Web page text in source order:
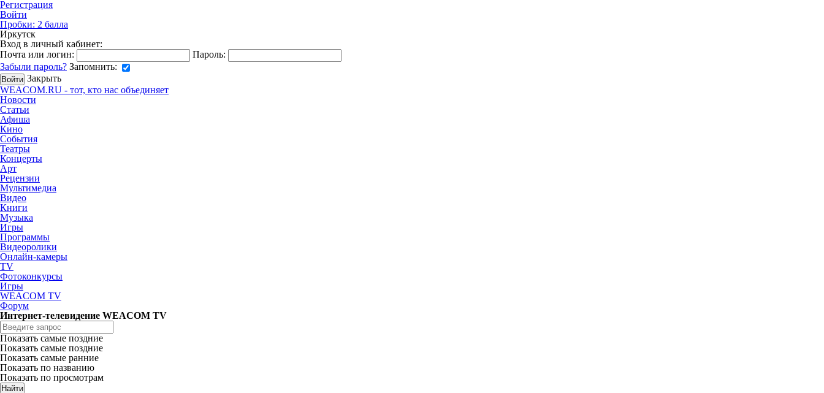
Регистрация
Войти
Пробки: 2 балла
Иркутск
Вход в личный кабинет:
Почта или логин:
Пароль:
Забыли пароль? Запомнить:
Закрыть
WEACOM.RU - тот, кто нас объединяет
Новости
Статьи
Афиша
Кино
События
Театры
Концерты
Арт
Рецензии
Мультимедиа
Видео
Книги
Музыка
Игры
Программы
Видеоролики
Онлайн-камеры
TV
Фотоконкурсы
Игры
WEACOM TV
Форум
Интернет-телевидение WEACOM TV
Показать самые поздние
Показать самые поздние
Показать самые ранние
Показать по названию
Показать по просмотрам